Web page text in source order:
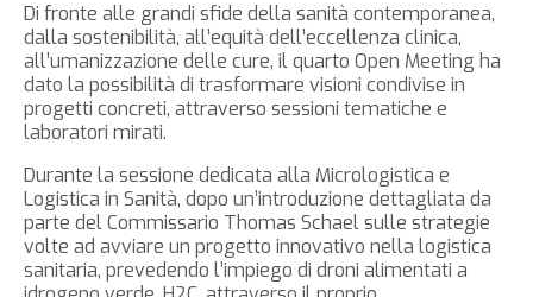
Di fronte alle grandi sfide della sanità contemporanea,
dalla sostenibilità, all’equità dell’eccellenza clinica,
all’umanizzazione delle cure, il quarto Open Meeting ha
dato la possibilità di trasformare visioni condivise in
progetti concreti, attraverso sessioni tematiche e
laboratori mirati.
Durante la sessione dedicata alla Micrologistica e
Logistica in Sanità, dopo un’introduzione dettagliata da
parte del Commissario Thomas Schael sulle strategie
volte ad avviare un progetto innovativo nella logistica
sanitaria, prevedendo l’impiego di droni alimentati a